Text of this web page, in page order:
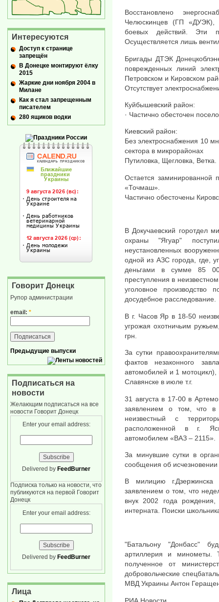
Восстановлено
Челюскинцев (ГП «ДУЭК),
боевых действий. Эти
Осуществляется лишь
Бригады ДТЭК
поврежденных линий
Петровском и Кировском
Отсутствует
Куйбышевский район:
· Частично обесточен
Киевский район:
Без электроснабжения 10
сектора в микрорайонах
Путиловка, Щегловка, Ветка.
Остается заминированной
«Точмаш».
Частично обесточены
В Докучаевский горотдел
охраны "Ягуар"
неустановленных
одной из АЗС города, где,
деньгами в сумме 85
преступления в
уголовное
досудебное расследование.
В г. Часов Яр в 18-50
угрожая охотничьим
грн.
За сутки
фактов незаконного
автомобилей и 1 мотоцикл),
Славянске в июле т.г.
31 августа в 17-00 в
заявлением о том, что
неизвестный с
расположенной в г.
автомобилем «ВАЗ – 2115».
За минувшие сутки в
сообщения об
В милицию г.Дзержинска
заявлением о том, что
внук 2002 года
интерната. Поиски
"Батальону "Донбасс"
артиллерия и минометы.
полученное от
добровольческие
МВД Украины Антон
РИА Новости
Интересуются
Доступ к странице
запрещён
В Донецке монтируют ёлку
2015
Жаркие дни ноября 2004 в
Милане
Как я стал запрещенным
писателем
280 ящиков водки
Говорит Донецк
Рупор администрации
email: *
Предыдущие выпуски
Подписаться на
новости
Желающим подписаться на все
новости Говорит Донецк
Enter your email address:
Delivered by FeedBurner
Подписка только на новости, что
публикуются на первой Говорит
Донецк
Enter your email address:
Delivered by FeedBurner
Лица